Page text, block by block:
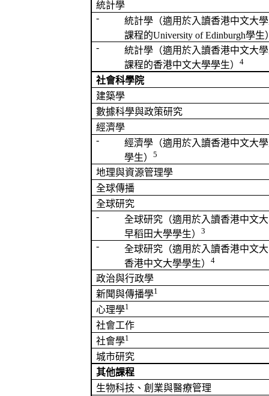
統計學
-
統計學（適用於入讀香港中文大
課程的University of Edinburgh學生
-
統計學（適用於入讀香港中文大
課程的香港中文大學學生）4
社會科學院
建築學
數據科學與政策研究
經濟學
-
經濟學（適用於入讀香港中文大
學生）5
地理與資源管理學
全球傳播
全球研究
-
全球研究（適用於入讀香港中文
早稻田大學學生）3
- 全球研究（適用於入讀香港中文
香港中文大學學生）4
政治與行政學
新聞與傳播學1
心理學1
社會工作
社會學1
城市研究
其他課程
生物科技、創業與醫療管理